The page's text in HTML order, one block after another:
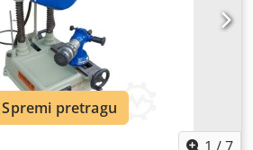
Spremi pretragu